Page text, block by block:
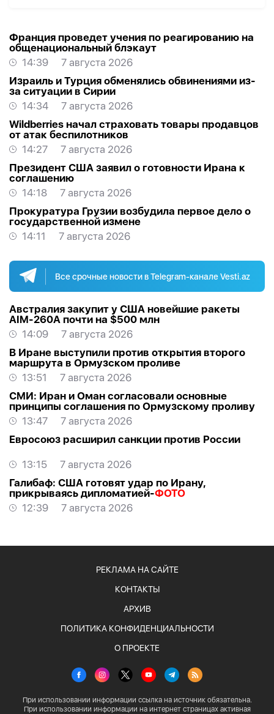
Франция проведет учения по реагированию на
общенациональный блэкаут
14:39
7 августа 2026
Израиль и Турция обменялись обвинениями из-
за ситуации в Сирии
14:34
7 августа 2026
Wildberries начал страховать товары продавцов
от атак беспилотников
14:27
7 августа 2026
Президент США заявил о готовности Ирана к
соглашению
14:18
7 августа 2026
Прокуратура Грузии возбудила первое дело о
государственной измене
14:11
7 августа 2026
Все срочные новости в Telegram-канале Vesti.az
Австралия закупит у США новейшие ракеты
AIM-260A почти на $500 млн
14:09
7 августа 2026
В Иране выступили против открытия второго
маршрута в Ормузском проливе
13:51
7 августа 2026
СМИ: Иран и Оман согласовали основные
принципы соглашения по Ормузскому проливу
13:47
7 августа 2026
Евросоюз расширил санкции против России
13:15
7 августа 2026
Галибаф: США готовят удар по Ирану,
прикрываясь дипломатией-ФОТО
12:39
7 августа 2026
РЕКЛАМА НА САЙТЕ
КОНТАКТЫ
АРХИВ
ПОЛИТИКА КОНФИДЕНЦИАЛЬНОСТИ
О ПРОЕКТЕ
При использовании информации ссылка на источник обязательна.
При использовании информации на интернет страницах активная